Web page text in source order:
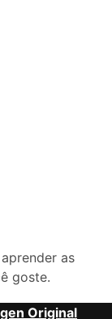
as
goste.
Original